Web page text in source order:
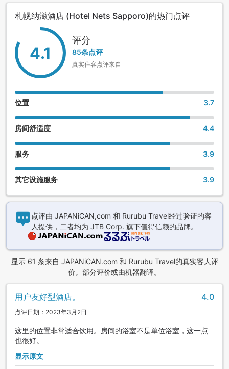
札幌纳滋酒店 (Hotel Nets Sapporo)的热门点评
4.1
评分
85条点评
真实住客点评来自
位置 3.7
房间舒适度 4.4
服务 3.9
其它设施服务 3.9
点评由 JAPANiCAN,com 和 Rurubu Travel经过验证的客
人提供，二者均为 JTB Corp. 旗下值得信赖的品牌。
显示 61 条来自 JAPANiCAN.com 和 Rurubu Travel的真实客人评
价。部分评价或由机器翻译。
用户友好型酒店。 4.0
点评日期：2023年3月2日
这里的位置非常适合饮用。房间的浴室不是单位浴室，这一点
也很好。
显示原文